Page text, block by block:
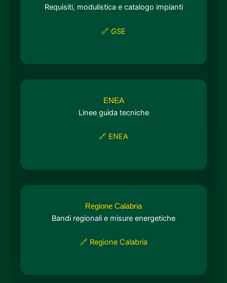
Requisiti, modulistica e catalogo impianti
🔗 GSE
ENEA
Linee guida tecniche
🔗 ENEA
Regione Calabria
Bandi regionali e misure energetiche
🔗 Regione Calabria